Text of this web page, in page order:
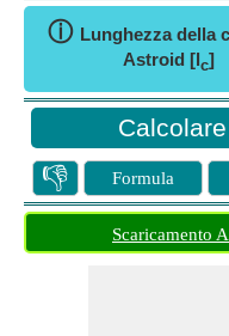
ⓘ Lunghezza della
Astroid [lc]
👎 Formula
Scaricamento